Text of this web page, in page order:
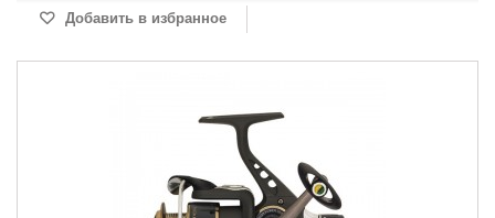
Добавить в избранное